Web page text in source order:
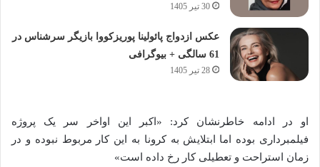
30 تیر 1405
عکس ازدواج پائولینا پوریزکووا بازیگر سرشناس در
61 سالگی + بیوگرافی
28 تیر 1405
او در ادامه خاطرنشان کرد: «اکبر این اواخر سر یک پروژه
فیلمبرداری بوده اما ابتلایش به کرونا به این کار مربوط نبوده و در
زمان استراحت و تعطیلی کار رخ داده است»